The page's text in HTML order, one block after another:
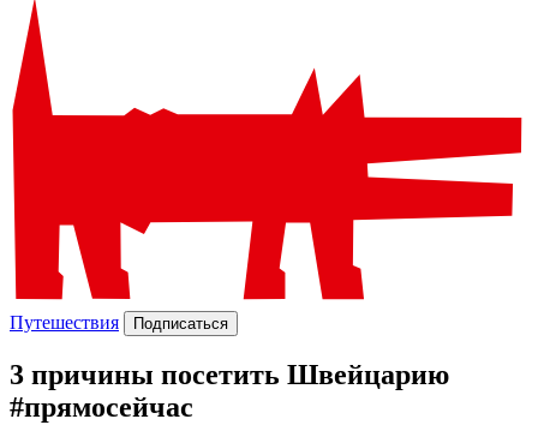
Путешествия Подписаться
3 причины посетить Швейцарию
#прямосейчас